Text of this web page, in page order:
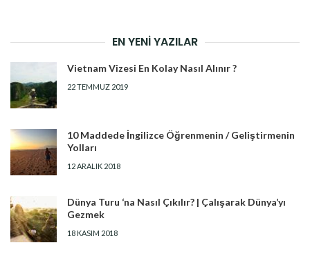
EN YENI YAZILAR
Vietnam Vizesi En Kolay Nasıl Alınır ?
22 TEMMUZ 2019
10 Maddede İngilizce Öğrenmenin / Geliştirmenin
Yolları
12 ARALIK 2018
Dünya Turu ‘na Nasıl Çıkılır? | Çalışarak Dünya’yı
Gezmek
18 KASIM 2018